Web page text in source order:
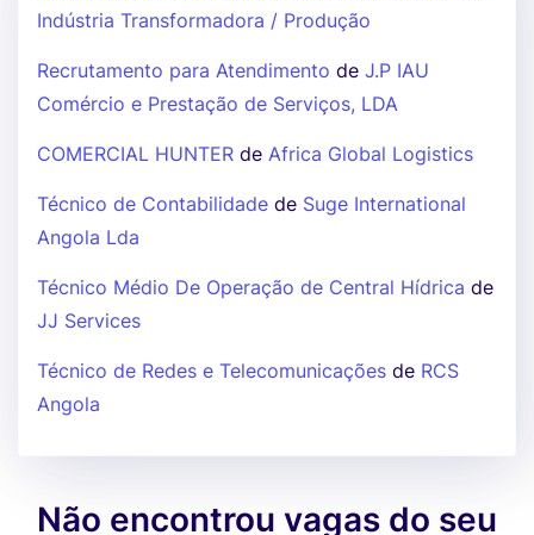
Indústria Transformadora / Produção
Recrutamento para Atendimento de J.P IAU
Comércio e Prestação de Serviços, LDA
COMERCIAL HUNTER de Africa Global Logistics
Técnico de Contabilidade de Suge International
Angola Lda
Técnico Médio De Operação de Central Hídrica de
JJ Services
Técnico de Redes e Telecomunicações de RCS
Angola
Não encontrou vagas do seu